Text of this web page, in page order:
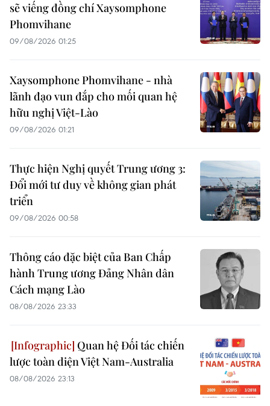
sẽ viếng đồng chí Xaysomphone
Phomvihane
09/08/2026 01:25
Xaysomphone Phomvihane - nhà
lãnh đạo vun đắp cho mối quan hệ
hữu nghị Việt-Lào
09/08/2026 01:21
Thực hiện Nghị quyết Trung ương 3:
Đổi mới tư duy về không gian phát
triển
09/08/2026 00:58
Thông cáo đặc biệt của Ban Chấp
hành Trung ương Đảng Nhân dân
Cách mạng Lào
08/08/2026 23:33
Quan hệ Đối tác chiến
lược toàn diện Việt Nam-Australia
08/08/2026 23:13